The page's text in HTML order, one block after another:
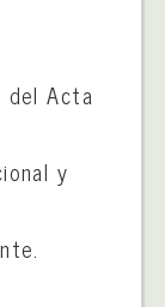
del Acta
y